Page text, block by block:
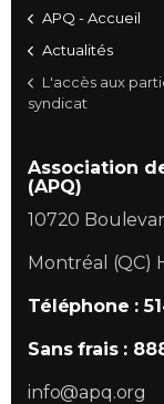
APQ - Accueil
Actualités
L'accès aux
syndicat
Association
(APQ)
10720
Montréal (QC)
Téléphone :
Sans frais :
info@apq.org